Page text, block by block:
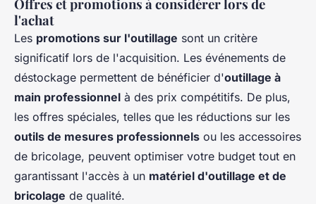
Offres et promotions à considérer lors de
l'achat
Les promotions sur l'outillage sont un critère
significatif lors de l'acquisition. Les événements de
déstockage permettent de bénéficier d'outillage à
main professionnel à des prix compétitifs. De plus,
les offres spéciales, telles que les réductions sur les
outils de mesures professionnels ou les accessoires
de bricolage, peuvent optimiser votre budget tout en
garantissant l'accès à un matériel d'outillage et de
bricolage de qualité.